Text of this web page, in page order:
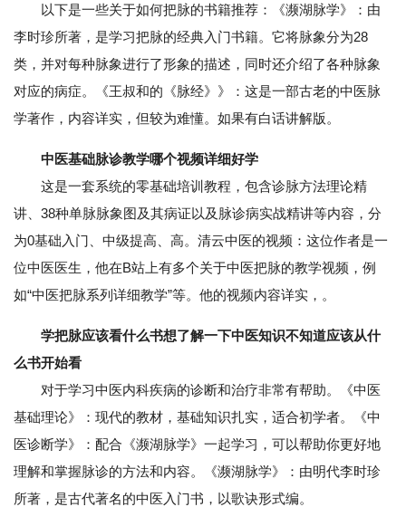
以下是一些关于如何把脉的书籍推荐：《濒湖脉学》：由
李时珍所著，是学习把脉的经典入门书籍。它将脉象分为28
类，并对每种脉象进行了形象的描述，同时还介绍了各种脉象
对应的病症。《王叔和的《脉经》》：这是一部古老的中医脉
学著作，内容详实，但较为难懂。如果有白话讲解版。
中医基础脉诊教学哪个视频详细好学
这是一套系统的零基础培训教程，包含诊脉方法理论精
讲、38种单脉脉象图及其病证以及脉诊病实战精讲等内容，分
为0基础入门、中级提高、高。清云中医的视频：这位作者是一
位中医医生，他在B站上有多个关于中医把脉的教学视频，例
如“中医把脉系列详细教学”等。他的视频内容详实，。
学把脉应该看什么书想了解一下中医知识不知道应该从什
么书开始看
对于学习中医内科疾病的诊断和治疗非常有帮助。《中医
基础理论》：现代的教材，基础知识扎实，适合初学者。《中
医诊断学》：配合《濒湖脉学》一起学习，可以帮助你更好地
理解和掌握脉诊的方法和内容。《濒湖脉学》：由明代李时珍
所著，是古代著名的中医入门书，以歌诀形式编。